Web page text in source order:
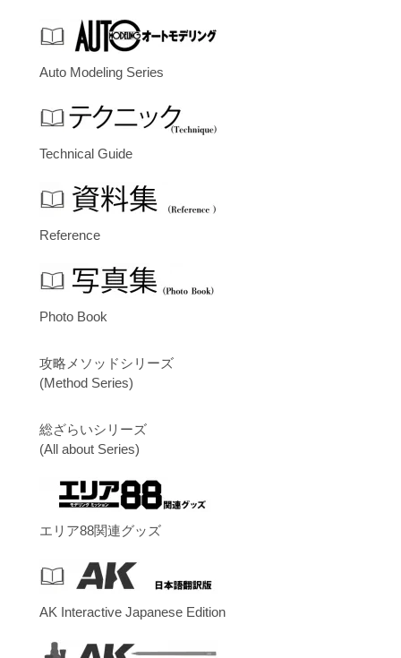
Auto Modeling Series
Technical Guide
Reference
Photo Book
攻略メソッドシリーズ
(Method Series)
総ざらいシリーズ
(All about Series)
エリア88関連グッズ
AK Interactive Japanese Edition